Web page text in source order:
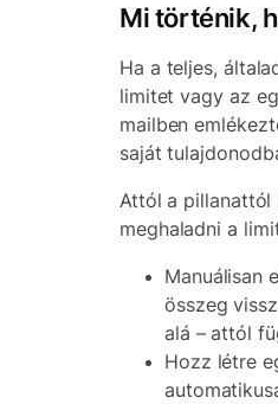
Mi történik,
Ha a teljes,
limitet vagy az
mailben
saját
Attól a pillanattól
meghaladni a
Manuálisan
összeg
alá – attól
Hozz létre